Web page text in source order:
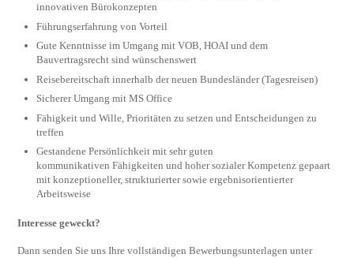
innovativen Bürokonzepten
Führungserfahrung von Vorteil
Gute Kenntnisse im Umgang mit VOB, HOAI und dem
Bauvertragsrecht sind wünschenswert
Reisebereitschaft innerhalb der neuen Bundesländer (Tagesreisen)
Sicherer Umgang mit MS Office
Fähigkeit und Wille, Prioritäten zu setzen und Entscheidungen zu
treffen
Gestandene Persönlichkeit mit sehr guten
kommunikativen Fähigkeiten und hoher sozialer Kompetenz gepaart
mit konzeptioneller, strukturierter sowie ergebnisorientierter
Arbeitsweise
Interesse geweckt?
Dann senden Sie uns Ihre vollständigen Bewerbungsunterlagen unter